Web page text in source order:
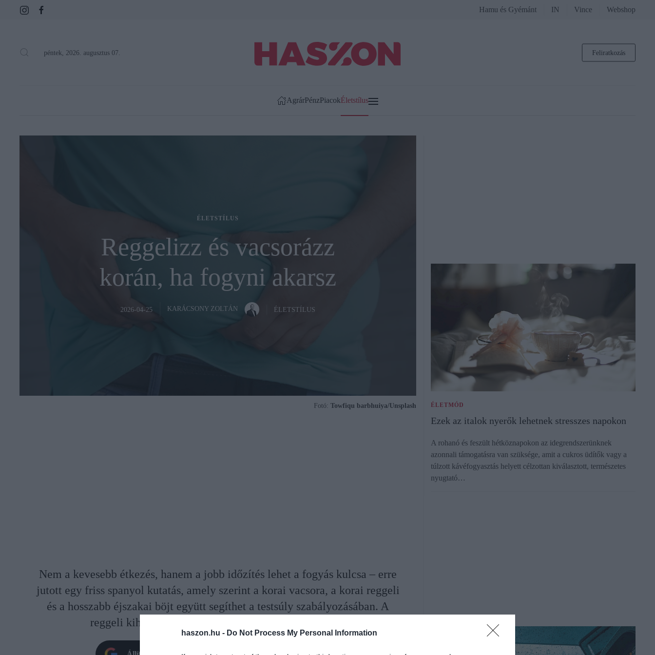
haszon.hu - Do Not Process My Personal Information
Hamu és Gyémánt IN Vince Webshop
péntek, 2026. augusztus 07. Feliratkozás
AgrárPénzPiacokÉletstílus
ÉLETSTÍLUS
Reggelizz és vacsorázz
korán, ha fogyni akarsz
2026-04-25 KARÁCSONY ZOLTÁN ÉLETSTÍLUS
Fotó: Towfiqu barbhuiya/Unsplash
Nem a kevesebb étkezés, hanem a jobb időzítés lehet a fogyás kulcsa – erre
jutott egy friss spanyol kutatás, amely szerint a korai vacsora, a korai reggeli
és a hosszabb éjszakai böjt együtt segíthet a testsúly szabályozásában. A
reggeli kihagyása viszont nem hoz érdemi eredményt.
ÉLETMÓD
Ezek az italok nyerők lehetnek stresszes napokon
A rohanó és feszült hétköznapokon az idegrendszerünknek
azonnali támogatásra van szüksége, amit a cukros üdítők vagy a
túlzott kávéfogyasztás helyett célzottan kiválasztott, természetes
nyugtató…